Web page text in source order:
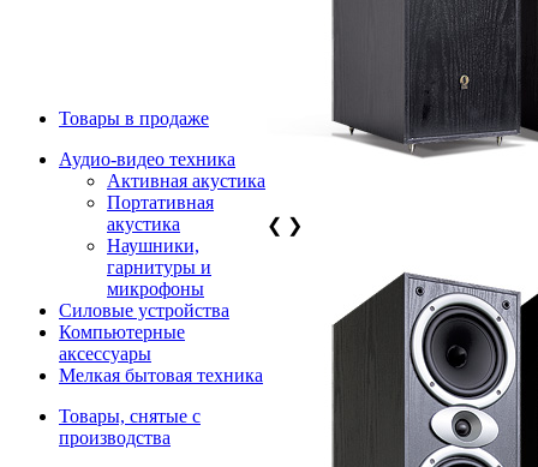
Товары в продаже
Аудио-видео техника
Активная акустика
Портативная
акустика
Наушники,
гарнитуры и
микрофоны
Силовые устройства
Компьютерные
аксессуары
Мелкая бытовая техника
Товары, снятые с
производства
❮ ❯